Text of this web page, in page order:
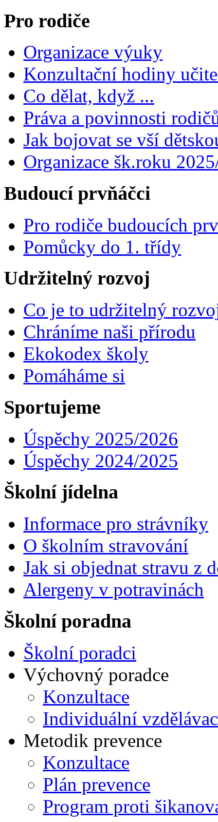
Pro rodiče
Organizace výuky
Konzultační hodiny
Co dělat, když ...
Práva a povinnosti
Jak bojovat se vší
Organizace šk.roku
Budoucí prvňáčci
Pro rodiče budoucích
Pomůcky do 1. třídy
Udržitelný rozvoj
Co je to udržitelný
Chráníme naši přírodu
Ekokodex školy
Pomáháme si
Sportujeme
Úspěchy 2025/2026
Úspěchy 2024/2025
Školní jídelna
Informace pro strávníky
O školním stravování
Jak si objednat stravu z
Alergeny v potravinách
Školní poradna
Školní poradci
Výchovný poradce
Konzultace
Individuální
Metodik prevence
Konzultace
Plán prevence
Program proti